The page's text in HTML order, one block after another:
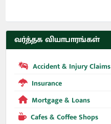
வர்த்தக வியாபாரங்கள்
Accident & Injury Claims
Insurance
Mortgage & Loans
Cafes & Coffee Shops